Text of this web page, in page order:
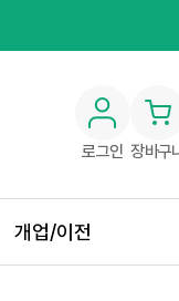
로그인 장바구
개업/이전